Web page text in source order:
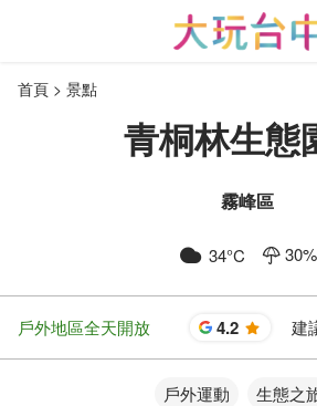
首頁 景點
青桐林生態
霧峰區
34°C 30%
戶外地區全天開放 4.2 星 建
戶外運動 生態之